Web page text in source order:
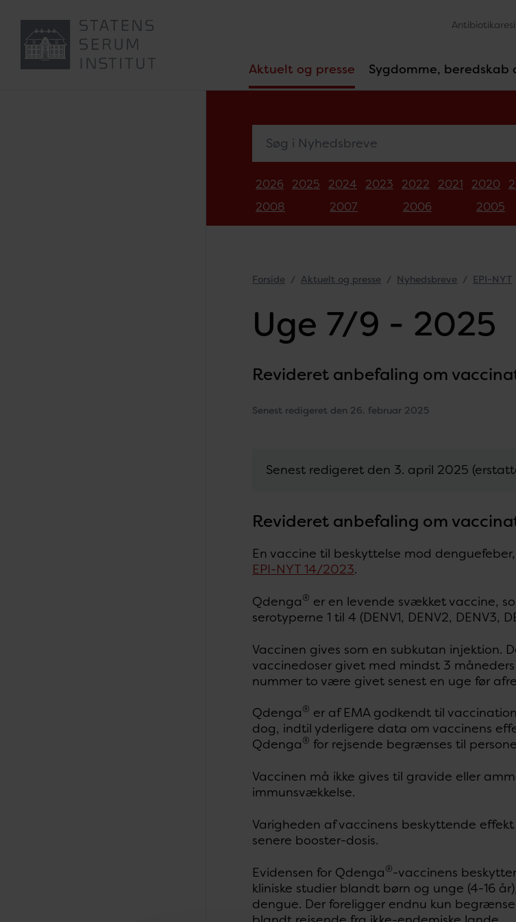
Aktuelt og presse Sygdomme, beredskab
2026 2025 2024 2023 2022 2021 2020
2008
2007 2006 2005
Forside Aktuelt og presse Nyhedsbreve EPI-NYT
Uge 7/9 - 2025
Revideret anbefaling om
Senest redigeret den 26. februar 2025
Senest redigeret den 3. april 2025
Revideret anbefaling om
En vaccine til beskyttelse mod
EPI-NYT 14/2023.
Qdenga® er en levende svækket vaccine,
serotyperne 1 til 4 (DENV1, DENV2, DENV3,
Vaccinen gives som en subkutan injektion.
vaccinedoser givet med mindst 3
nummer to være givet senest en uge før
Qdenga® er af EMA godkendt til
dog, indtil yderligere data om vaccinens
Qdenga® for rejsende begrænses til
Vaccinen må ikke gives til gravide eller
immunsvækkelse.
Varigheden af vaccinens beskyttende
senere booster-dosis.
Evidensen for Qdenga®-vaccinens
kliniske studier blandt børn og unge (4-16
dengue. Der foreligger endnu kun